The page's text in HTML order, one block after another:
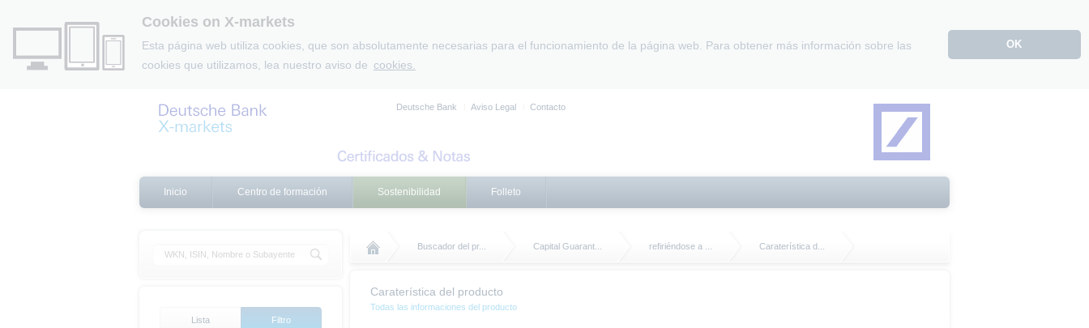
Cookies on X-markets
Esta página web utiliza cookies, que son absolutamente necesarias para el funcionamiento de la página web. Para obtener más información sobre las
cookies que utilizamos, lea nuestro aviso de cookies.
OK
Deutsche Bank Aviso Legal Contacto
Inicio Centro de formación Sostenibilidad Folleto
Buscador del pr... Capital Guarant... refiriéndose a ... Caraterística d...
Caraterística del producto
Todas las informaciones del producto
Lista Filtro